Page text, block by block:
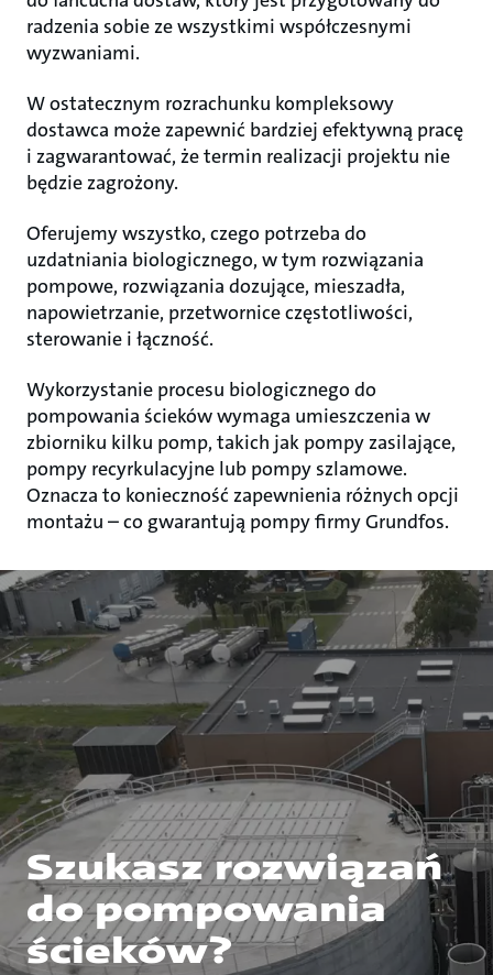
radzenia sobie ze wszystkimi współczesnymi
wyzwaniami.
W ostatecznym rozrachunku kompleksowy
dostawca może zapewnić bardziej efektywną pracę
i zagwarantować, że termin realizacji projektu nie
będzie zagrożony.
Oferujemy wszystko, czego potrzeba do
uzdatniania biologicznego, w tym rozwiązania
pompowe, rozwiązania dozujące, mieszadła,
napowietrzanie, przetwornice częstotliwości,
sterowanie i łączność.
Wykorzystanie procesu biologicznego do
pompowania ścieków wymaga umieszczenia w
zbiorniku kilku pomp, takich jak pompy zasilające,
pompy recyrkulacyjne lub pompy szlamowe.
Oznacza to konieczność zapewnienia różnych opcji
montażu – co gwarantują pompy firmy Grundfos.
Szukasz rozwiązań
do pompowania
ścieków?